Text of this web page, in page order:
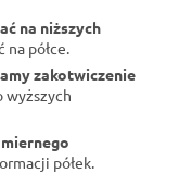
na niższych
półce.
zakotwiczenie
wyższych
półek.